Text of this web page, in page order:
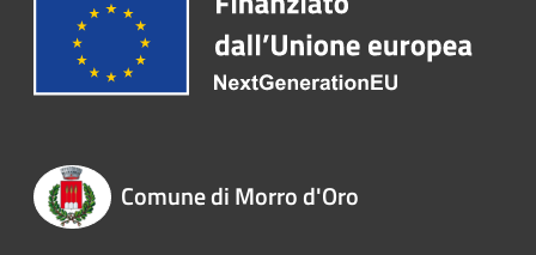
Comune di Morro d'Oro